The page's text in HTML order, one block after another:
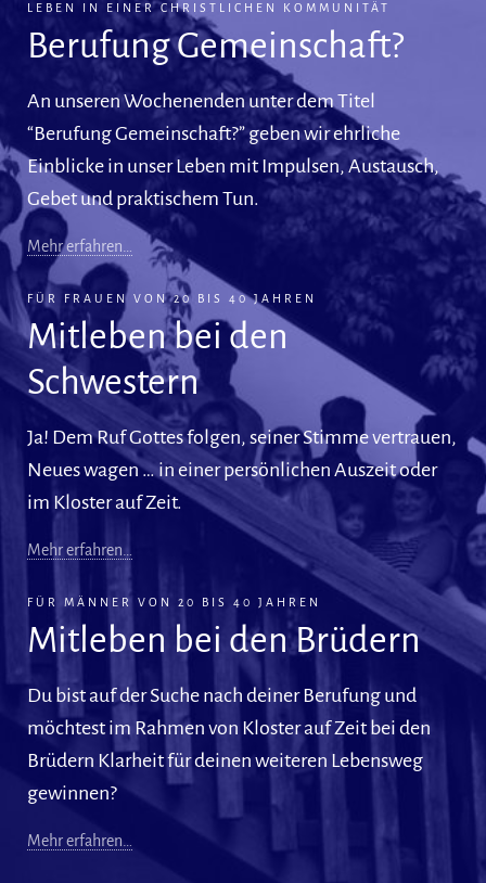
LEBEN IN EINER CHRISTLICHEN KOMMUNITÄT
Berufung Gemeinschaft?
An unseren Wochenenden unter dem Titel
“Berufung Gemeinschaft?” geben wir ehrliche
Einblicke in unser Leben mit Impulsen, Austausch,
Gebet und praktischem Tun.
Mehr erfahren…
FÜR FRAUEN VON 20 BIS 40 JAHREN
Mitleben bei den
Schwestern
Ja! Dem Ruf Gottes folgen, seiner Stimme vertrauen,
Neues wagen … in einer persönlichen Auszeit oder
im Kloster auf Zeit.
Mehr erfahren…
FÜR MÄNNER VON 20 BIS 40 JAHREN
Mitleben bei den Brüdern
Du bist auf der Suche nach deiner Berufung und
möchtest im Rahmen von Kloster auf Zeit bei den
Brüdern Klarheit für deinen weiteren Lebensweg
gewinnen?
Mehr erfahren…